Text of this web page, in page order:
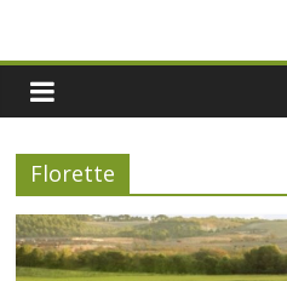
Cooperativas Agro-alimentarias
activación del mecanismo de
Florette